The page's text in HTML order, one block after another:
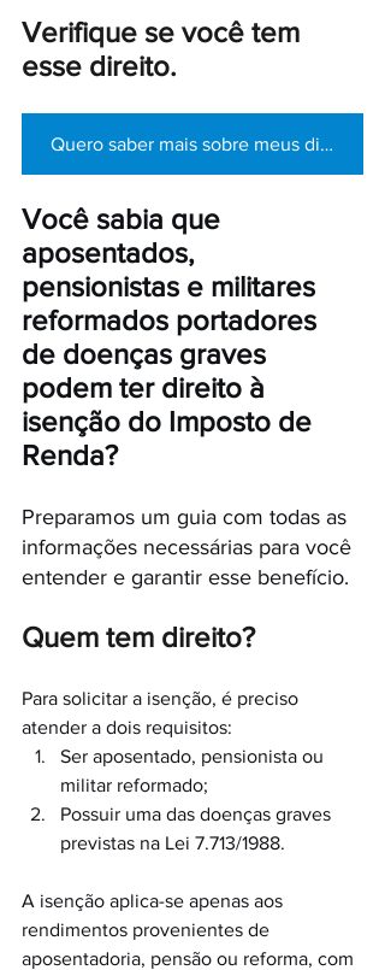
Verifique se você tem
esse direito.
Quero saber mais sobre meus direitos
Você sabia que
aposentados,
pensionistas e militares
reformados portadores
de doenças graves
podem ter direito à
isenção do Imposto de
Renda?
Preparamos um guia com todas as
informações necessárias para você
entender e garantir esse benefício.
Quem tem direito?
Para solicitar a isenção, é preciso
atender a dois requisitos:
Ser aposentado, pensionista ou
militar reformado;
Possuir uma das doenças graves
previstas na Lei 7.713/1988.
A isenção aplica-se apenas aos
rendimentos provenientes de
aposentadoria, pensão ou reforma, com